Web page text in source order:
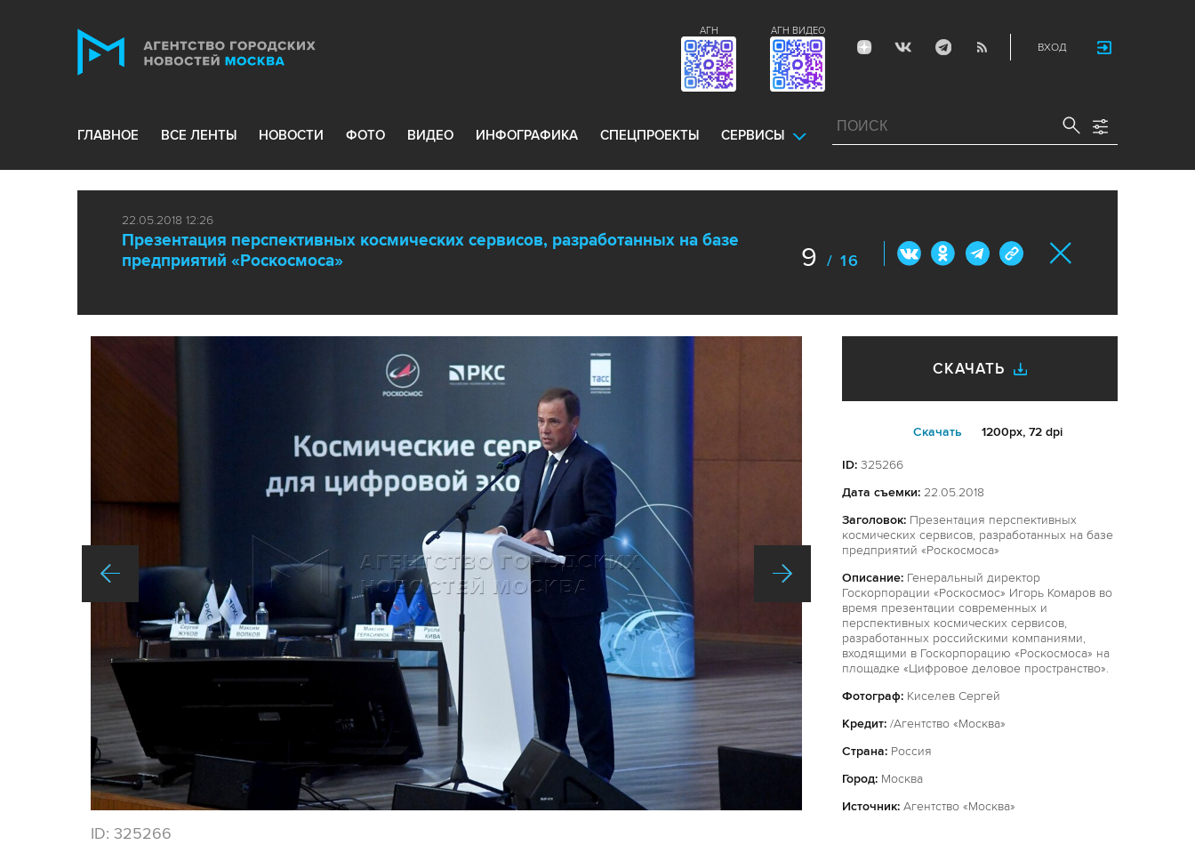
ВХОД
АГН ВИДЕО
АГН
ГЛАВНОЕ ВСЕ ЛЕНТЫ НОВОСТИ ФОТО ВИДЕО ИНФОГРАФИКА СПЕЦПРОЕКТЫ СЕРВИСЫ
22.05.2018 12:26
Презентация перспективных космических сервисов, разработанных на базе
предприятий «Роскосмоса»
9 / 16
ID: 325266
СКАЧАТЬ
Cкачать 1200px, 72 dpi
ID: 325266
Дата съемки: 22.05.2018
Заголовок: Презентация перспективных
космических сервисов, разработанных на базе
предприятий «Роскосмоса»
Описание: Генеральный директор
Госкорпорации «Роскосмос» Игорь Комаров во
время презентации современных и
перспективных космических сервисов,
разработанных российскими компаниями,
входящими в Госкорпорацию «Роскосмоса» на
площадке «Цифровое деловое пространство».
Фотограф: Киселев Сергей
Кредит: /Агентство «Москва»
Страна: Россия
Город: Москва
Источник: Агентство «Москва»